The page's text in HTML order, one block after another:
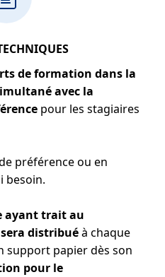
de formation dans la
avec la
pour les stagiaires
préférence ou en
besoin.
ayant trait au
distribuéà chaque
support papier dès son
pour le